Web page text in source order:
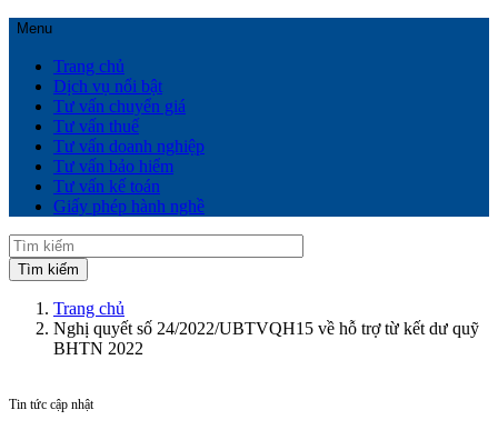
Menu
Trang chủ
Dịch vụ nổi bật
Tư vấn chuyển giá
Tư vấn thuế
Tư vấn doanh nghiệp
Tư vấn bảo hiểm
Tư vấn kế toán
Giấy phép hành nghề
Trang chủ
Nghị quyết số 24/2022/UBTVQH15 về hỗ trợ từ kết dư quỹ
BHTN 2022
Tin tức cập nhật